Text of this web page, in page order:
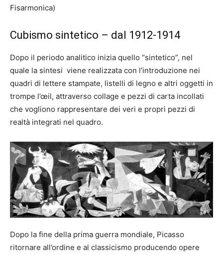
Fisarmonica)
Cubismo sintetico – dal 1912-1914
Dopo il periodo analitico inizia quello “sintetico”, nel
quale la sintesi viene realizzata con l’introduzione nei
quadri di lettere stampate, listelli di legno e altri oggetti in
trompe l’œil, attraverso collage e pezzi di carta incollati
che vogliono rappresentare dei veri e propri pezzi di
realtà integrati nel quadro.
Dopo la fine della prima guerra mondiale, Picasso
ritornare all’ordine e al classicismo producendo opere